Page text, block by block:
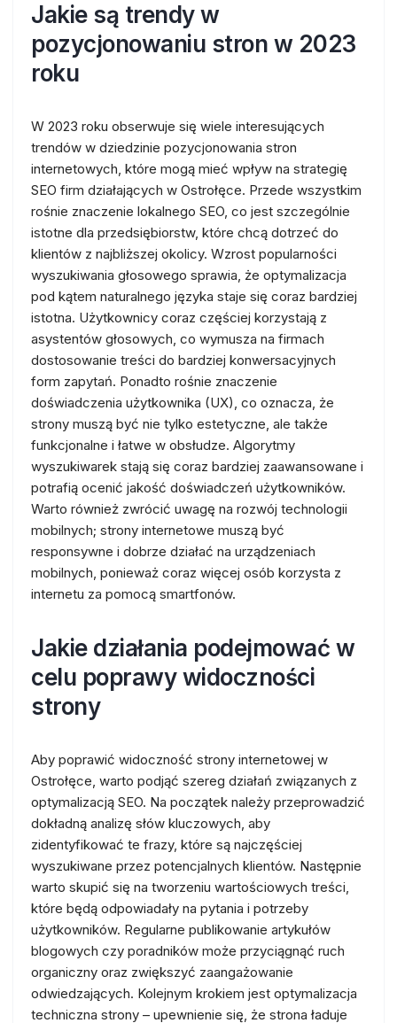
Jakie są trendy w
pozycjonowaniu stron w 2023
roku
W 2023 roku obserwuje się wiele interesujących
trendów w dziedzinie pozycjonowania stron
internetowych, które mogą mieć wpływ na strategię
SEO firm działających w Ostrołęce. Przede wszystkim
rośnie znaczenie lokalnego SEO, co jest szczególnie
istotne dla przedsiębiorstw, które chcą dotrzeć do
klientów z najbliższej okolicy. Wzrost popularności
wyszukiwania głosowego sprawia, że optymalizacja
pod kątem naturalnego języka staje się coraz bardziej
istotna. Użytkownicy coraz częściej korzystają z
asystentów głosowych, co wymusza na firmach
dostosowanie treści do bardziej konwersacyjnych
form zapytań. Ponadto rośnie znaczenie
doświadczenia użytkownika (UX), co oznacza, że
strony muszą być nie tylko estetyczne, ale także
funkcjonalne i łatwe w obsłudze. Algorytmy
wyszukiwarek stają się coraz bardziej zaawansowane i
potrafią ocenić jakość doświadczeń użytkowników.
Warto również zwrócić uwagę na rozwój technologii
mobilnych; strony internetowe muszą być
responsywne i dobrze działać na urządzeniach
mobilnych, ponieważ coraz więcej osób korzysta z
internetu za pomocą smartfonów.
Jakie działania podejmować w
celu poprawy widoczności
strony
Aby poprawić widoczność strony internetowej w
Ostrołęce, warto podjąć szereg działań związanych z
optymalizacją SEO. Na początek należy przeprowadzić
dokładną analizę słów kluczowych, aby
zidentyfikować te frazy, które są najczęściej
wyszukiwane przez potencjalnych klientów. Następnie
warto skupić się na tworzeniu wartościowych treści,
które będą odpowiadały na pytania i potrzeby
użytkowników. Regularne publikowanie artykułów
blogowych czy poradników może przyciągnąć ruch
organiczny oraz zwiększyć zaangażowanie
odwiedzających. Kolejnym krokiem jest optymalizacja
techniczna strony – upewnienie się, że strona ładuje